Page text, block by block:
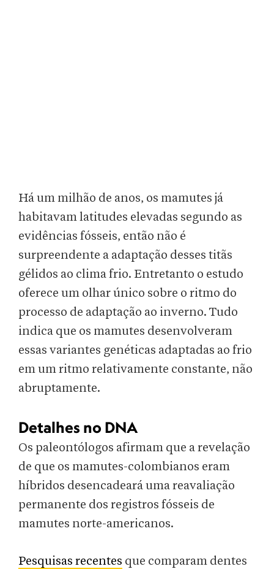
Há um milhão de anos, os mamutes já
habitavam latitudes elevadas segundo as
evidências fósseis, então não é
surpreendente a adaptação desses titãs
gélidos ao clima frio. Entretanto o estudo
oferece um olhar único sobre o ritmo do
processo de adaptação ao inverno. Tudo
indica que os mamutes desenvolveram
essas variantes genéticas adaptadas ao frio
em um ritmo relativamente constante, não
abruptamente.
Detalhes no DNA
Os paleontólogos afirmam que a revelação
de que os mamutes-colombianos eram
híbridos desencadeará uma reavaliação
permanente dos registros fósseis de
mamutes norte-americanos.
Pesquisas recentes que comparam dentes